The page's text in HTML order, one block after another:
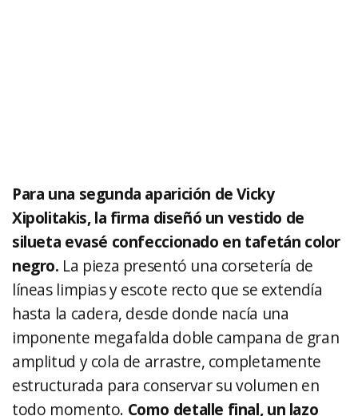
Para una segunda aparición de Vicky
Xipolitakis, la firma diseñó un vestido de
silueta evasé confeccionado en tafetán color
negro. La pieza presentó una corsetería de
líneas limpias y escote recto que se extendía
hasta la cadera, desde donde nacía una
imponente megafalda doble campana de gran
amplitud y cola de arrastre, completamente
estructurada para conservar su volumen en
todo momento. Como detalle final, un lazo